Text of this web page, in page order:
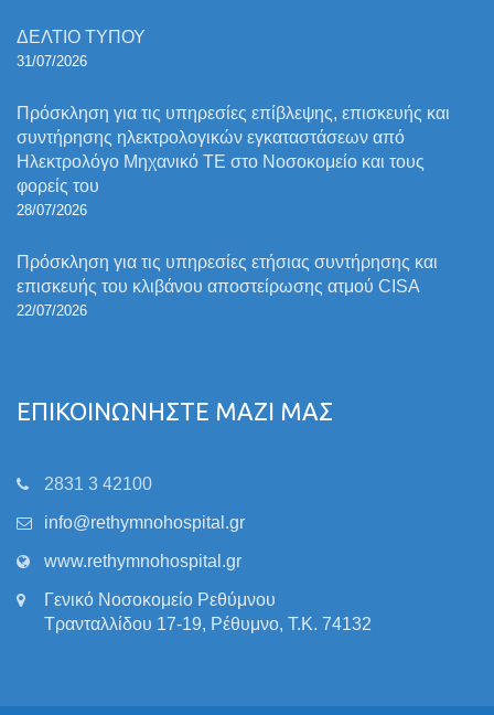
ΔΕΛΤΙΟ ΤΥΠΟΥ
31/07/2026
Πρόσκληση για τις υπηρεσίες επίβλεψης, επισκευής και
συντήρησης ηλεκτρολογικών εγκαταστάσεων από
Ηλεκτρολόγο Μηχανικό ΤΕ στο Νοσοκομείο και τους
φορείς του
28/07/2026
Πρόσκληση για τις υπηρεσίες ετήσιας συντήρησης και
επισκευής του κλιβάνου αποστείρωσης ατμού CISA
22/07/2026
ΕΠΙΚΟΙΝΩΝΗΣΤΕ ΜΑΖΙ ΜΑΣ
2831 3 42100
info@rethymnohospital.gr
www.rethymnohospital.gr
Γενικό Νοσοκομείο Ρεθύμνου
Τρανταλλίδου 17-19, Ρέθυμνο, Τ.Κ. 74132